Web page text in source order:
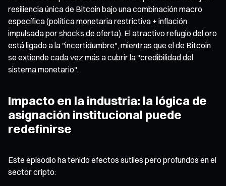
resiliencia única de Bitcoin bajo una combinación macro
específica (política monetaria restrictiva + inflación
impulsada por shocks de oferta). El atractivo refugio del oro
está ligado a la "incertidumbre", mientras que el de Bitcoin
se extiende cada vez más a cubrir la "credibilidad del
sistema monetario".
Impacto en la industria: la lógica de
asignación institucional puede
redefinirse
Este episodio ha tenido efectos sutiles pero profundos en el
sector cripto: